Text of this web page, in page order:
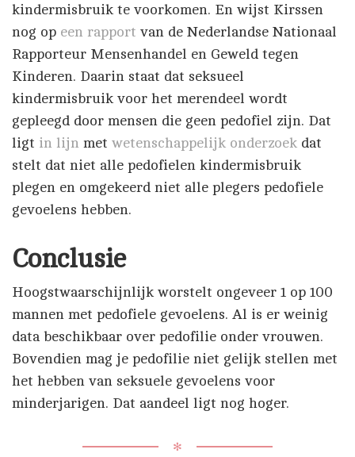
kindermisbruik te voorkomen. En wijst Kirssen
nog op een rapport van de Nederlandse Nationaal
Rapporteur Mensenhandel en Geweld tegen
Kinderen. Daarin staat dat seksueel
kindermisbruik voor het merendeel wordt
gepleegd door mensen die geen pedofiel zijn. Dat
ligt in lijn met wetenschappelijk onderzoek dat
stelt dat niet alle pedofielen kindermisbruik
plegen en omgekeerd niet alle plegers pedofiele
gevoelens hebben.
Conclusie
Hoogstwaarschijnlijk worstelt ongeveer 1 op 100
mannen met pedofiele gevoelens. Al is er weinig
data beschikbaar over pedofilie onder vrouwen.
Bovendien mag je pedofilie niet gelijk stellen met
het hebben van seksuele gevoelens voor
minderjarigen. Dat aandeel ligt nog hoger.
✻